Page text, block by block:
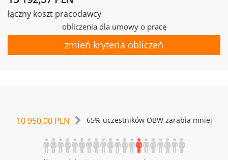
łączny koszt pracodawcy
obliczenia dla umowy o pracę
zmień kryteria obliczeń
10 950,00 PLN 65% uczestników OBW zarabia mniej